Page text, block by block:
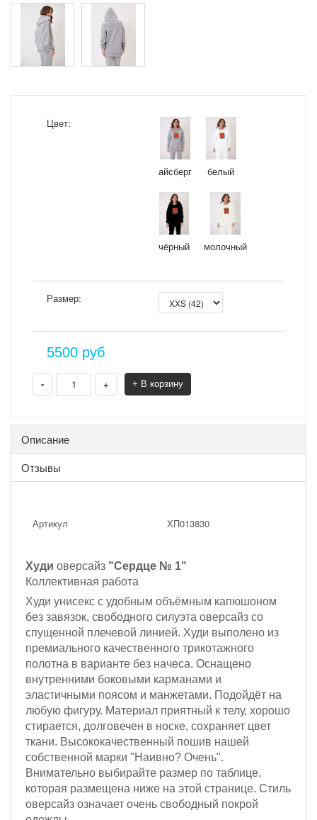
Цвет:
айсберг белый
чёрный молочный
Размер:
5500 руб
- + + В корзину
Описание
Отзывы
Артикул ХП013830
Худи оверсайз "Сердце № 1"
Коллективная работа
Худи унисекс с удобным объёмным капюшоном
без завязок, свободного силуэта оверсайз со
спущенной плечевой линией. Худи выполено из
премиального качественного трикотажного
полотна в варианте без начеса. Оснащено
внутренними боковыми карманами и
эластичными поясом и манжетами. Подойдёт на
любую фигуру. Материал приятный к телу, хорошо
стирается, долговечен в носке, сохраняет цвет
ткани. Высококачественный пошив нашей
собственной марки "Наивно? Очень".
Внимательно выбирайте размер по таблице,
которая размещена ниже на этой странице. Стиль
оверсайз означает очень свободный покрой